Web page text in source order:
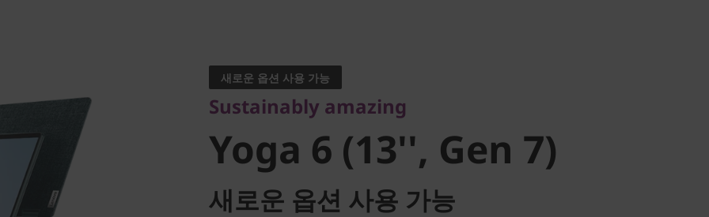
Yoga 6 (13'', Gen
7)
새로운 옵션 사용 가능
Sustainably amazing
Yoga 6 (13'', Gen 7)
새로운 옵션 사용 가능